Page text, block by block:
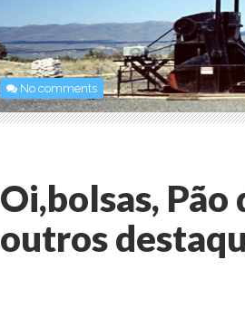
No comments
Oi,bolsas, Pão
outros